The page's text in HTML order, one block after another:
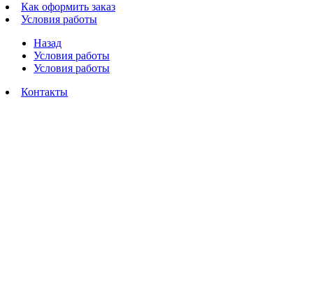
Как оформить заказ
Условия работы
Назад
Условия работы
Условия работы
Контакты